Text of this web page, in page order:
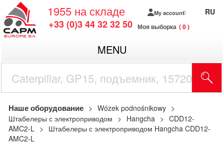
1955 на складе
+33 (0)3 44 32 32 50
My account
Моя выборка 0
RU
MENU
Наше оборудование
Wózek podnośnikowy
Штабелеры с электроприводом
Hangcha
CDD12-
AMC2-L
Штабелеры с электроприводом Hangcha CDD12-
AMC2-L